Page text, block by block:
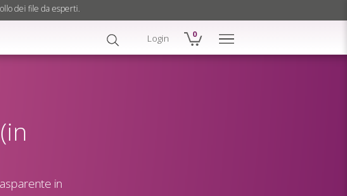
in
Login 0
dei file da esperti.